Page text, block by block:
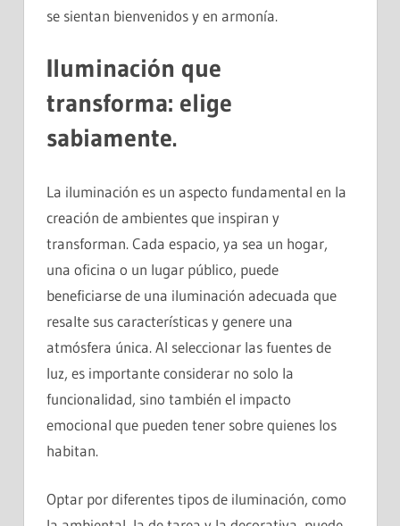
se sientan bienvenidos y en armonía.
Iluminación que
transforma: elige
sabiamente.
La iluminación es un aspecto fundamental en la
creación de ambientes que inspiran y
transforman. Cada espacio, ya sea un hogar,
una oficina o un lugar público, puede
beneficiarse de una iluminación adecuada que
resalte sus características y genere una
atmósfera única. Al seleccionar las fuentes de
luz, es importante considerar no solo la
funcionalidad, sino también el impacto
emocional que pueden tener sobre quienes los
habitan.
Optar por diferentes tipos de iluminación, como